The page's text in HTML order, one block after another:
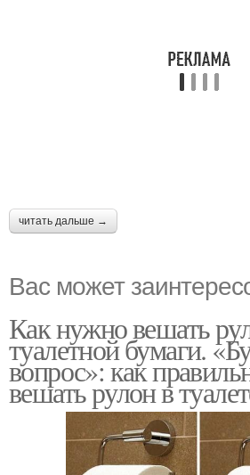
читать дальше →
Вас может
Как нужно вешать
туалетной бумаги.
вопрос»: как
вешать рулон в